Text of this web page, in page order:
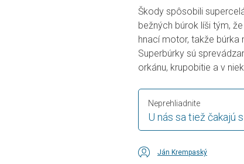
Škody spôsobili
bežných búrok líši tým,
hnací motor, takže
Superbúrky sú
orkánu, krupobitie a v
U nás sa tiež čakajú
Neprehliadnite
Ján Krempaský